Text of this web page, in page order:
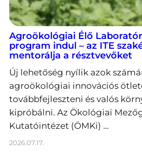
Agroökológiai Élő
program indul – az ITE
mentorálja a résztvevőket
Új lehetőség nyílik azok
agroökológiai innovációs
továbbfejleszteni és valós
kipróbálni. Az Ökológiai
Kutatóintézet (ÖMKi) …
2026.07.17.